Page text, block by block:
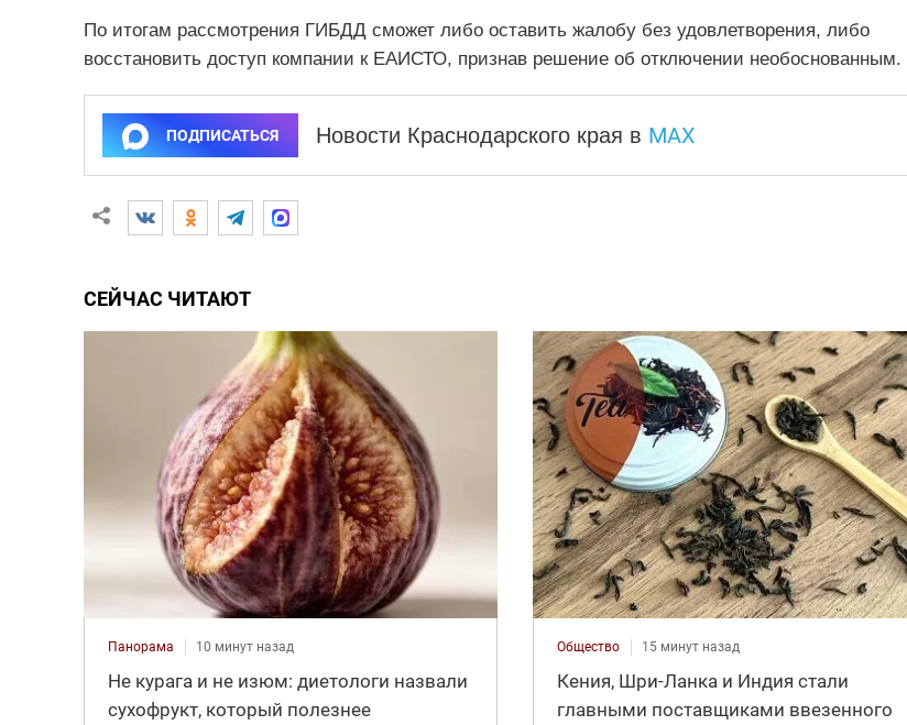
По итогам рассмотрения ГИБДД сможет либо оставить жалобу без удовлетворения, либо
восстановить доступ компании к ЕАИСТО, признав решение об отключении необоснованным.
ПОДПИСАТЬСЯ Новости Краснодарского края в MAX
СЕЙЧАС ЧИТАЮТ
Панорама 10 минут назад
Не курага и не изюм: диетологи назвали
сухофрукт, который полезнее
Общество 15 минут назад
Кения, Шри-Ланка и Индия стали
главными поставщиками ввезенного